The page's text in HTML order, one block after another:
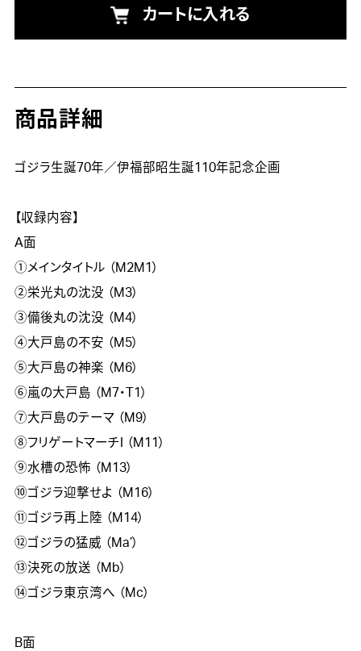
カートに入れる
商品詳細
ゴジラ生誕70年／伊福部昭生誕110年記念企画
【収録内容】
A面
①メインタイトル （M2M1）
②栄光丸の沈没 （M3）
③備後丸の沈没 （M4）
④大戸島の不安 （M5）
⑤大戸島の神楽 （M6）
⑥嵐の大戸島 （M7・T1）
⑦大戸島のテーマ （M9）
⑧フリゲートマーチI （M11）
⑨水槽の恐怖 （M13）
⑩ゴジラ迎撃せよ （M16）
⑪ゴジラ再上陸 （M14）
⑫ゴジラの猛威 （Ma’）
⑬決死の放送 （Mb）
⑭ゴジラ東京湾へ （Mc）
B面